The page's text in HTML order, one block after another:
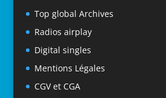
Top global Archives
Radios airplay
Digital singles
Mentions Légales
CGV et CGA